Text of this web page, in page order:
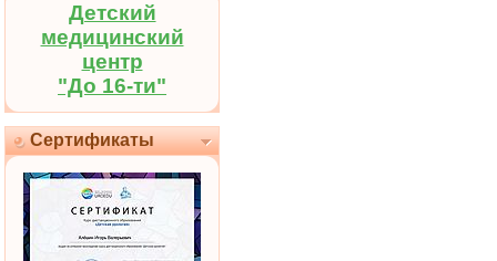
Детский
медицинский
центр
"До 16-ти"
Сертификаты